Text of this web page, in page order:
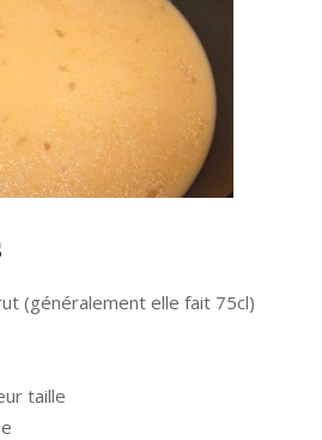
(généralement elle fait 75cl)
taille